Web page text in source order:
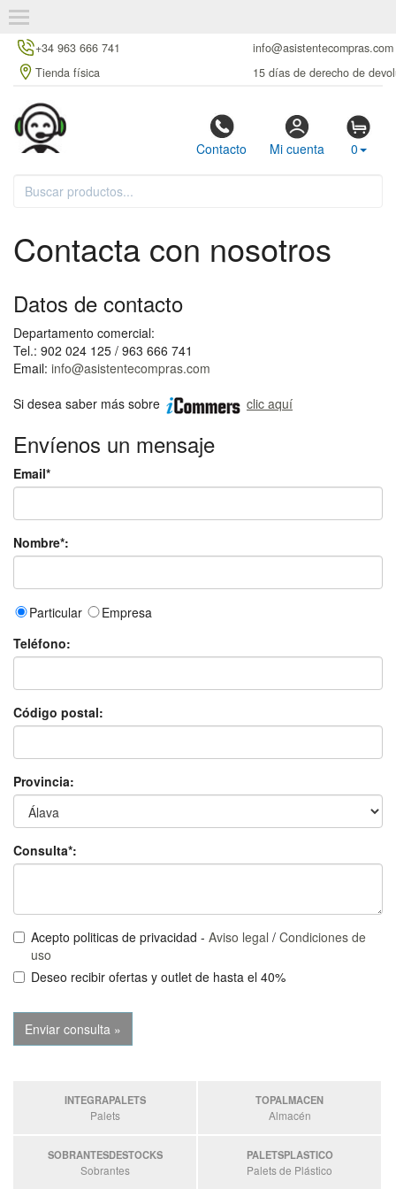
+34 963 666 741
info@asistentecompras.com
Tienda física
15 días de derecho de
Contacto Mi cuenta 0
Contacta con nosotros
Datos de contacto
Departamento comercial:
Tel.: 902 024 125 / 963 666 741
Email: info@asistentecompras.com
Si desea saber más sobre
clic aquí
Envíenos un mensaje
Email*
Nombre*:
Particular
Empresa
Teléfono:
Código postal:
Provincia:
Consulta*:
Acepto politicas de privacidad - Aviso legal / Condiciones de
uso
Deseo recibir ofertas y outlet de hasta el 40%
INTEGRAPALETS
Palets
TOPALMACEN
Almacén
SOBRANTESDESTOCKS
Sobrantes
PALETSPLASTICO
Palets de Plástico